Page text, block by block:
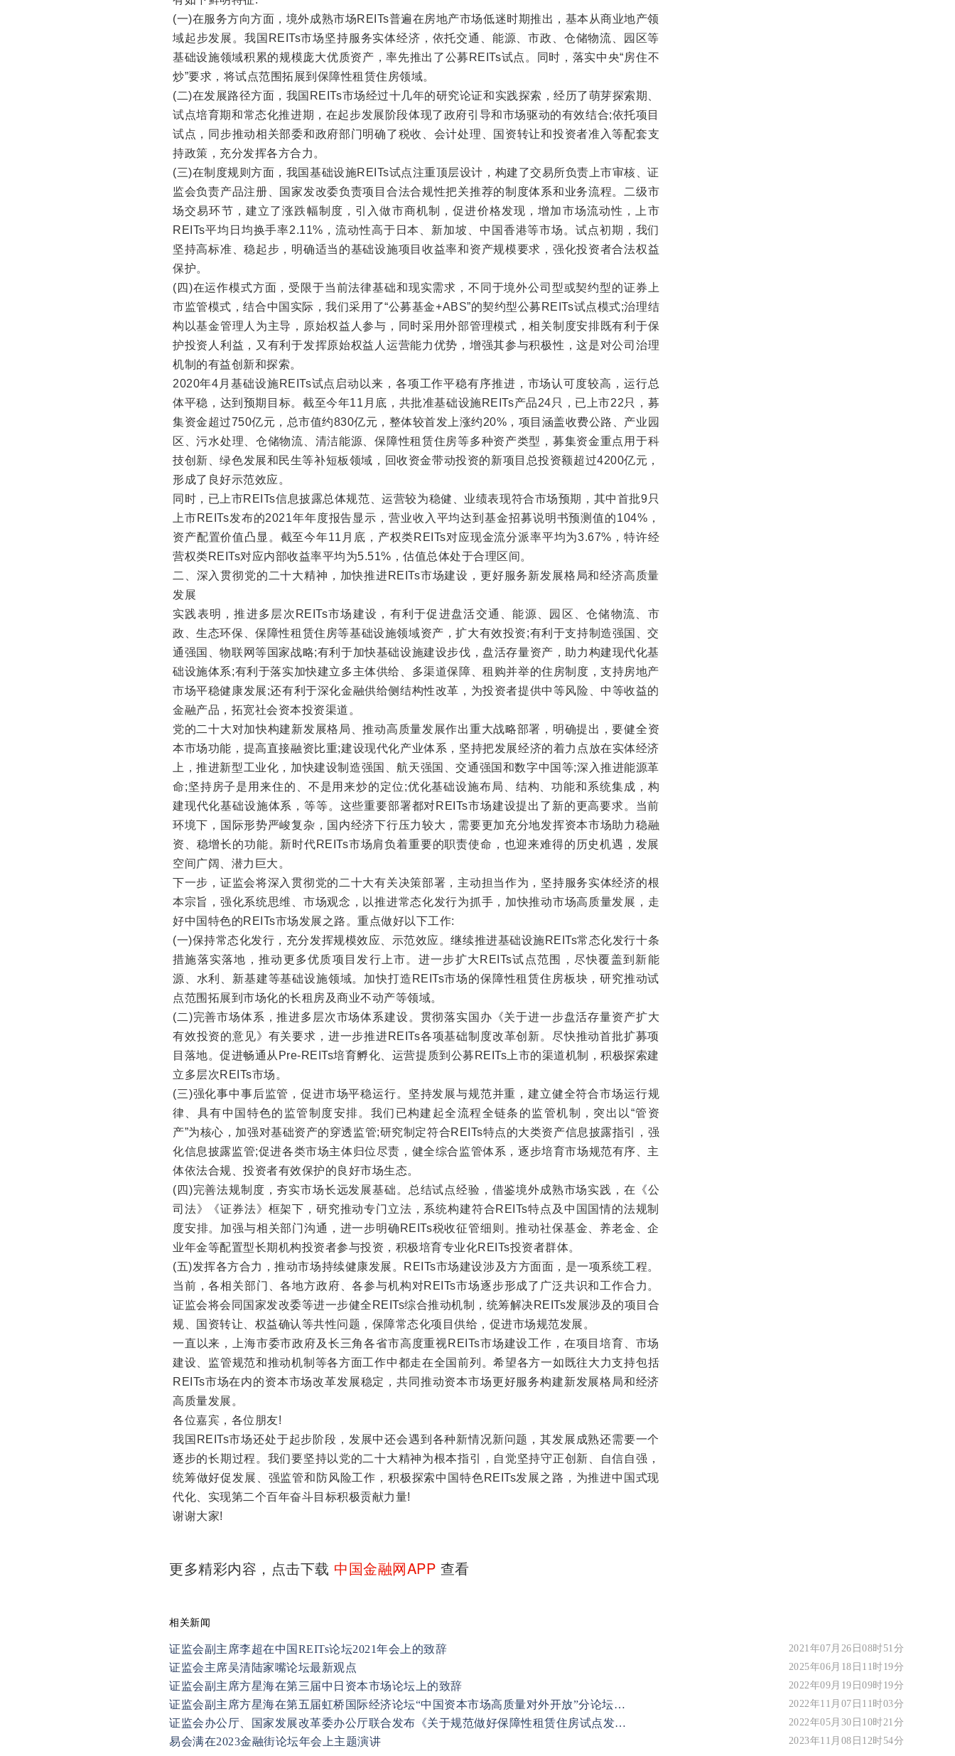
(一)在服务方向方面，境外成熟市场REITs普遍在房地产市场低迷时期推出，基本从商业地产领
域起步发展。我国REITs市场坚持服务实体经济，依托交通、能源、市政、仓储物流、园区等
基础设施领域积累的规模庞大优质资产，率先推出了公募REITs试点。同时，落实中央“房住不
炒”要求，将试点范围拓展到保障性租赁住房领域。
(二)在发展路径方面，我国REITs市场经过十几年的研究论证和实践探索，经历了萌芽探索期、
试点培育期和常态化推进期，在起步发展阶段体现了政府引导和市场驱动的有效结合;依托项目
试点，同步推动相关部委和政府部门明确了税收、会计处理、国资转让和投资者准入等配套支
持政策，充分发挥各方合力。
(三)在制度规则方面，我国基础设施REITs试点注重顶层设计，构建了交易所负责上市审核、证
监会负责产品注册、国家发改委负责项目合法合规性把关推荐的制度体系和业务流程。二级市
场交易环节，建立了涨跌幅制度，引入做市商机制，促进价格发现，增加市场流动性，上市
REITs平均日均换手率2.11%，流动性高于日本、新加坡、中国香港等市场。试点初期，我们
坚持高标准、稳起步，明确适当的基础设施项目收益率和资产规模要求，强化投资者合法权益
保护。
(四)在运作模式方面，受限于当前法律基础和现实需求，不同于境外公司型或契约型的证券上
市监管模式，结合中国实际，我们采用了“公募基金+ABS”的契约型公募REITs试点模式;治理结
构以基金管理人为主导，原始权益人参与，同时采用外部管理模式，相关制度安排既有利于保
护投资人利益，又有利于发挥原始权益人运营能力优势，增强其参与积极性，这是对公司治理
机制的有益创新和探索。
2020年4月基础设施REITs试点启动以来，各项工作平稳有序推进，市场认可度较高，运行总
体平稳，达到预期目标。截至今年11月底，共批准基础设施REITs产品24只，已上市22只，募
集资金超过750亿元，总市值约830亿元，整体较首发上涨约20%，项目涵盖收费公路、产业园
区、污水处理、仓储物流、清洁能源、保障性租赁住房等多种资产类型，募集资金重点用于科
技创新、绿色发展和民生等补短板领域，回收资金带动投资的新项目总投资额超过4200亿元，
形成了良好示范效应。
同时，已上市REITs信息披露总体规范、运营较为稳健、业绩表现符合市场预期，其中首批9只
上市REITs发布的2021年年度报告显示，营业收入平均达到基金招募说明书预测值的104%，
资产配置价值凸显。截至今年11月底，产权类REITs对应现金流分派率平均为3.67%，特许经
营权类REITs对应内部收益率平均为5.51%，估值总体处于合理区间。
二、深入贯彻党的二十大精神，加快推进REITs市场建设，更好服务新发展格局和经济高质量
发展
实践表明，推进多层次REITs市场建设，有利于促进盘活交通、能源、园区、仓储物流、市
政、生态环保、保障性租赁住房等基础设施领域资产，扩大有效投资;有利于支持制造强国、交
通强国、物联网等国家战略;有利于加快基础设施建设步伐，盘活存量资产，助力构建现代化基
础设施体系;有利于落实加快建立多主体供给、多渠道保障、租购并举的住房制度，支持房地产
市场平稳健康发展;还有利于深化金融供给侧结构性改革，为投资者提供中等风险、中等收益的
金融产品，拓宽社会资本投资渠道。
党的二十大对加快构建新发展格局、推动高质量发展作出重大战略部署，明确提出，要健全资
本市场功能，提高直接融资比重;建设现代化产业体系，坚持把发展经济的着力点放在实体经济
上，推进新型工业化，加快建设制造强国、航天强国、交通强国和数字中国等;深入推进能源革
命;坚持房子是用来住的、不是用来炒的定位;优化基础设施布局、结构、功能和系统集成，构
建现代化基础设施体系，等等。这些重要部署都对REITs市场建设提出了新的更高要求。当前
环境下，国际形势严峻复杂，国内经济下行压力较大，需要更加充分地发挥资本市场助力稳融
资、稳增长的功能。新时代REITs市场肩负着重要的职责使命，也迎来难得的历史机遇，发展
空间广阔、潜力巨大。
下一步，证监会将深入贯彻党的二十大有关决策部署，主动担当作为，坚持服务实体经济的根
本宗旨，强化系统思维、市场观念，以推进常态化发行为抓手，加快推动市场高质量发展，走
好中国特色的REITs市场发展之路。重点做好以下工作:
(一)保持常态化发行，充分发挥规模效应、示范效应。继续推进基础设施REITs常态化发行十条
措施落实落地，推动更多优质项目发行上市。进一步扩大REITs试点范围，尽快覆盖到新能
源、水利、新基建等基础设施领域。加快打造REITs市场的保障性租赁住房板块，研究推动试
点范围拓展到市场化的长租房及商业不动产等领域。
(二)完善市场体系，推进多层次市场体系建设。贯彻落实国办《关于进一步盘活存量资产扩大
有效投资的意见》有关要求，进一步推进REITs各项基础制度改革创新。尽快推动首批扩募项
目落地。促进畅通从Pre-REITs培育孵化、运营提质到公募REITs上市的渠道机制，积极探索建
立多层次REITs市场。
(三)强化事中事后监管，促进市场平稳运行。坚持发展与规范并重，建立健全符合市场运行规
律、具有中国特色的监管制度安排。我们已构建起全流程全链条的监管机制，突出以“管资
产”为核心，加强对基础资产的穿透监管;研究制定符合REITs特点的大类资产信息披露指引，强
化信息披露监管;促进各类市场主体归位尽责，健全综合监管体系，逐步培育市场规范有序、主
体依法合规、投资者有效保护的良好市场生态。
(四)完善法规制度，夯实市场长远发展基础。总结试点经验，借鉴境外成熟市场实践，在《公
司法》《证券法》框架下，研究推动专门立法，系统构建符合REITs特点及中国国情的法规制
度安排。加强与相关部门沟通，进一步明确REITs税收征管细则。推动社保基金、养老金、企
业年金等配置型长期机构投资者参与投资，积极培育专业化REITs投资者群体。
(五)发挥各方合力，推动市场持续健康发展。REITs市场建设涉及方方面面，是一项系统工程。
当前，各相关部门、各地方政府、各参与机构对REITs市场逐步形成了广泛共识和工作合力。
证监会将会同国家发改委等进一步健全REITs综合推动机制，统筹解决REITs发展涉及的项目合
规、国资转让、权益确认等共性问题，保障常态化项目供给，促进市场规范发展。
一直以来，上海市委市政府及长三角各省市高度重视REITs市场建设工作，在项目培育、市场
建设、监管规范和推动机制等各方面工作中都走在全国前列。希望各方一如既往大力支持包括
REITs市场在内的资本市场改革发展稳定，共同推动资本市场更好服务构建新发展格局和经济
高质量发展。
各位嘉宾，各位朋友!
我国REITs市场还处于起步阶段，发展中还会遇到各种新情况新问题，其发展成熟还需要一个
逐步的长期过程。我们要坚持以党的二十大精神为根本指引，自觉坚持守正创新、自信自强，
统筹做好促发展、强监管和防风险工作，积极探索中国特色REITs发展之路，为推进中国式现
代化、实现第二个百年奋斗目标积极贡献力量!
谢谢大家!
更多精彩内容，点击下载 中国金融网APP 查看
相关新闻
证监会副主席李超在中国REITs论坛2021年会上的致辞 2021年07月26日08时51分
证监会主席吴清陆家嘴论坛最新观点 2025年06月18日11时19分
证监会副主席方星海在第三届中日资本市场论坛上的致辞 2022年09月19日09时19分
证监会副主席方星海在第五届虹桥国际经济论坛“中国资本市场高质量对外开放”分论坛上的致辞 2022年11月07日11时03分
证监会办公厅、国家发展改革委办公厅联合发布《关于规范做好保障性租赁住房试点发行基础设施领域不动产投资信托基金（REITs）有关工作的通知》 2022年05月30日10时21分
易会满在2023金融街论坛年会上主题演讲 2023年11月08日12时54分